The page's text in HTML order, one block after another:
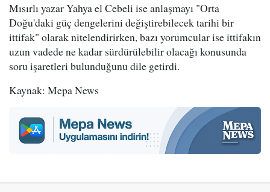
Mısırlı yazar Yahya el Cebeli ise anlaşmayı "Orta
Doğu'daki güç dengelerini değiştirebilecek tarihi bir
ittifak" olarak nitelendirirken, bazı yorumcular ise ittifakın
uzun vadede ne kadar sürdürülebilir olacağı konusunda
soru işaretleri bulunduğunu dile getirdi.
Kaynak: Mepa News